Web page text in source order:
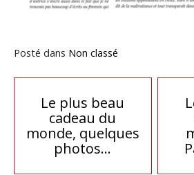
Posté dans Non classé
Navigation
de
l’article
Le plus beau
cadeau du
monde, quelques
photos…